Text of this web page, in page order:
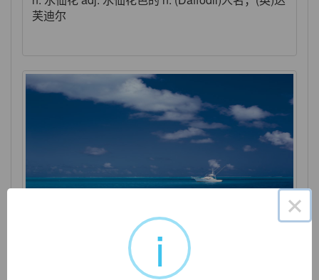
芙迪尔
n. 雏菊；菊科植物；极好的东西 adj. 极好的；上等
×
i